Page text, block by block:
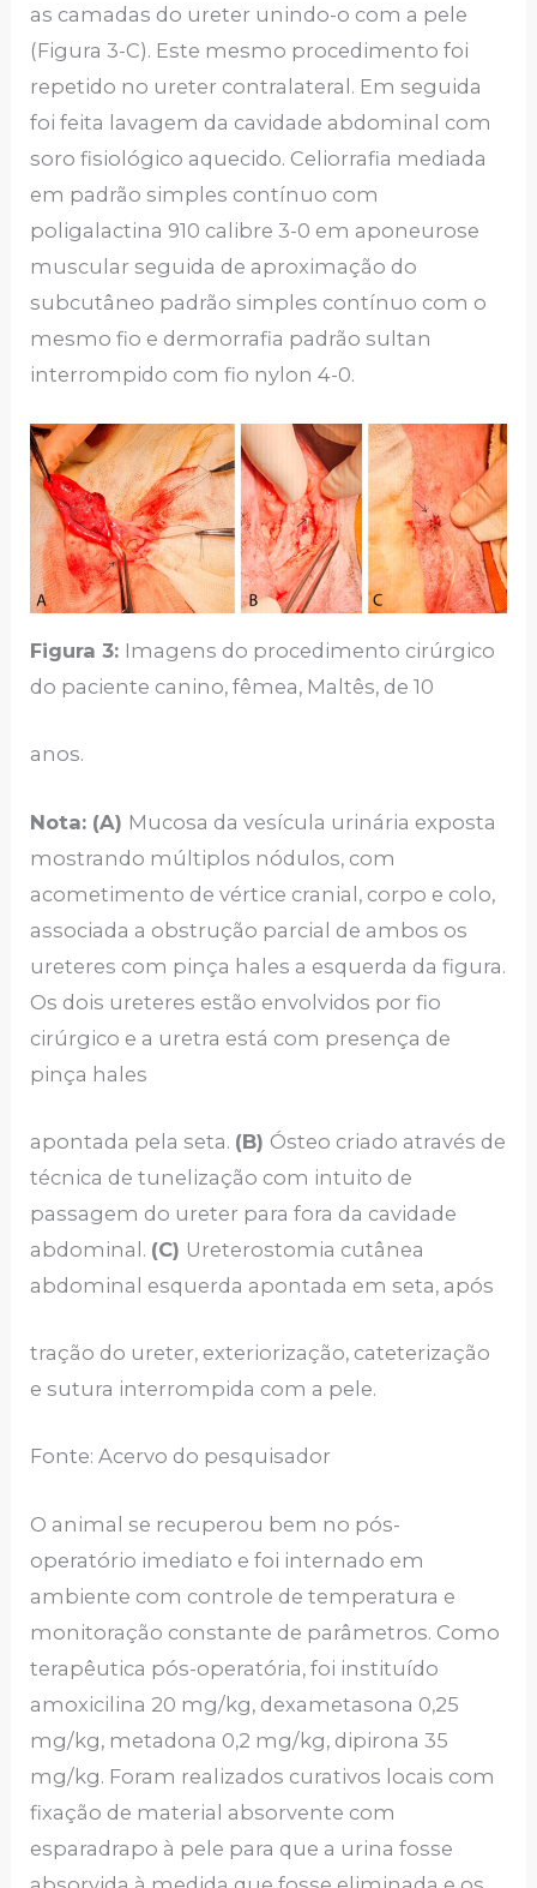
as camadas do ureter unindo-o com a pele
(Figura 3-C). Este mesmo procedimento foi
repetido no ureter contralateral. Em seguida
foi feita lavagem da cavidade abdominal com
soro fisiológico aquecido. Celiorrafia mediada
em padrão simples contínuo com
poligalactina 910 calibre 3-0 em aponeurose
muscular seguida de aproximação do
subcutâneo padrão simples contínuo com o
mesmo fio e dermorrafia padrão sultan
interrompido com fio nylon 4-0.
Figura 3: Imagens do procedimento cirúrgico
do paciente canino, fêmea, Maltês, de 10
anos.
Nota: (A) Mucosa da vesícula urinária exposta
mostrando múltiplos nódulos, com
acometimento de vértice cranial, corpo e colo,
associada a obstrução parcial de ambos os
ureteres com pinça hales a esquerda da figura.
Os dois ureteres estão envolvidos por fio
cirúrgico e a uretra está com presença de
pinça hales
apontada pela seta. (B) Ósteo criado através de
técnica de tunelização com intuito de
passagem do ureter para fora da cavidade
abdominal. (C) Ureterostomia cutânea
abdominal esquerda apontada em seta, após
tração do ureter, exteriorização, cateterização
e sutura interrompida com a pele.
Fonte: Acervo do pesquisador
O animal se recuperou bem no pós-
operatório imediato e foi internado em
ambiente com controle de temperatura e
monitoração constante de parâmetros. Como
terapêutica pós-operatória, foi instituído
amoxicilina 20 mg/kg, dexametasona 0,25
mg/kg, metadona 0,2 mg/kg, dipirona 35
mg/kg. Foram realizados curativos locais com
fixação de material absorvente com
esparadrapo à pele para que a urina fosse